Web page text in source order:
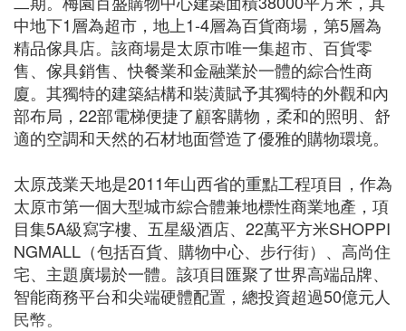
中地下1層為超市，地上1-4層為百貨商場，第5層為
精品傢具店。該商場是太原市唯一集超市、百貨零
售、傢具銷售、快餐業和金融業於一體的綜合性商
廈。其獨特的建築結構和裝潢賦予其獨特的外觀和內
部布局，22部電梯便捷了顧客購物，柔和的照明、舒
適的空調和天然的石材地面營造了優雅的購物環境。
太原茂業天地是2011年山西省的重點工程項目，作為
太原市第一個大型城市綜合體兼地標性商業地產，項
目集5A級寫字樓、五星級酒店、22萬平方米SHOPPI
NGMALL（包括百貨、購物中心、步行街）、高尚住
宅、主題廣場於一體。該項目匯聚了世界高端品牌、
智能商務平台和尖端硬體配置，總投資超過50億元人
民幣。